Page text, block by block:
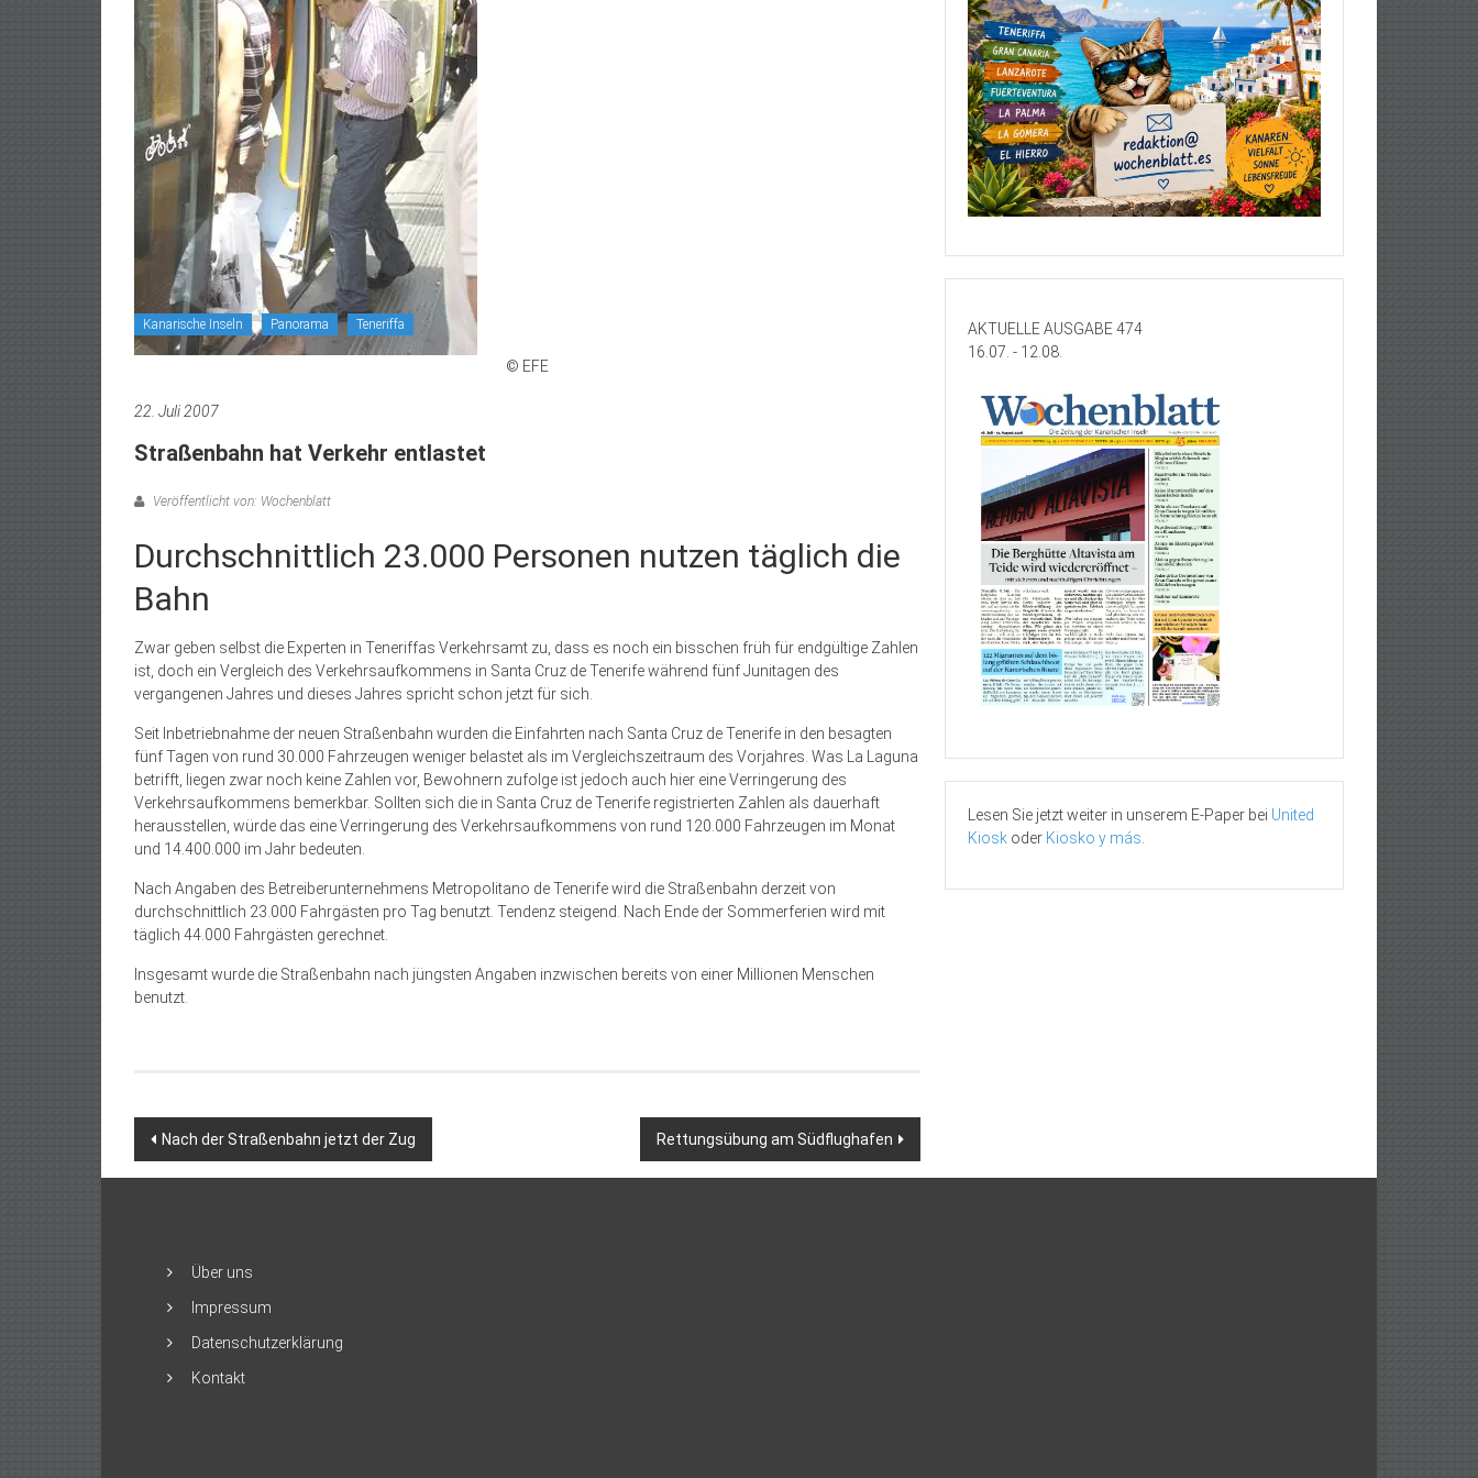
Kanarische Inseln Panorama Teneriffa
© EFE
22. Juli 2007
Straßenbahn hat Verkehr entlastet
Veröffentlicht von: Wochenblatt
Durchschnittlich 23.000 Personen nutzen täglich die
Bahn
Zwar geben selbst die Experten in Teneriffas Verkehrsamt zu, dass es noch ein bisschen früh für endgültige Zahlen
ist, doch ein Vergleich des Verkehrsaufkommens in Santa Cruz de Tenerife während fünf Junitagen des
vergangenen Jahres und dieses Jahres spricht schon jetzt für sich.
Seit Inbetriebnahme der neuen Straßenbahn wurden die Einfahrten nach Santa Cruz de Tenerife in den besagten
fünf Tagen von rund 30.000 Fahrzeugen weniger belastet als im Vergleichszeitraum des Vorjahres. Was La Laguna
betrifft, liegen zwar noch keine Zahlen vor, Bewohnern zufolge ist jedoch auch hier eine Verringerung des
Verkehrsaufkommens bemerkbar. Sollten sich die in Santa Cruz de Tenerife registrierten Zahlen als dauerhaft
herausstellen, würde das eine Verringerung des Verkehrsaufkommens von rund 120.000 Fahrzeugen im Monat
und 14.400.000 im Jahr bedeuten.
Nach Angaben des Betreiberunternehmens Metropolitano de Tenerife wird die Straßenbahn derzeit von
durchschnittlich 23.000 Fahrgästen pro Tag benutzt. Tendenz steigend. Nach Ende der Sommerferien wird mit
täglich 44.000 Fahrgästen gerechnet.
Insgesamt wurde die Straßenbahn nach jüngsten Angaben inzwischen bereits von einer Millionen Menschen
benutzt.
Beitragsnavigation
Nach der Straßenbahn jetzt der Zug Rettungsübung am Südflughafen
AKTUELLE AUSGABE 474
16.07. - 12.08.
Lesen Sie jetzt weiter in unserem E-Paper bei United
Kiosk oder Kiosko y más
Über uns
Impressum
Datenschutzerklärung
Kontakt